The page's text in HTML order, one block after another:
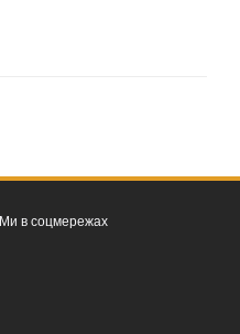
Ми в соцмережах